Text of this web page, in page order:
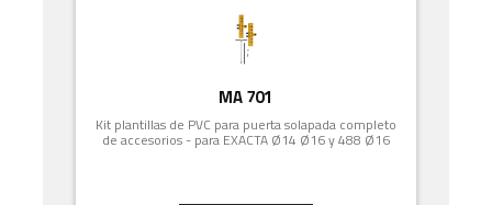
MA 701
Kit plantillas de PVC para puerta solapada completo
de accesorios - para EXACTA Ø14 Ø16 y 488 Ø16